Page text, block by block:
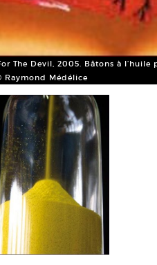
The Devil, 2005. Bâtons à l’huile
Raymond Médélice